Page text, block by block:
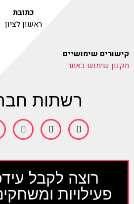
רוצה לקבל
פעילויות
רשתות
כתובת
ראשון לציון
שימושיים
שימוש באתר